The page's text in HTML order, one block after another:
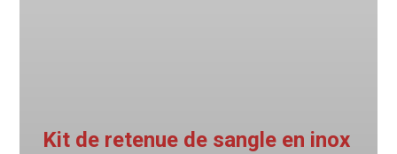
Kit de retenue de sangle en inox